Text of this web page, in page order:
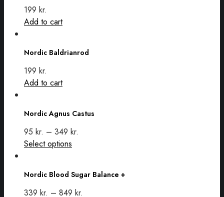
199 kr.
Add to cart
Nordic Baldrianrod
199 kr.
Add to cart
Castus
Nordic Agnus Castus
95 kr. – 349 kr.
Select options
multiple
variants.
Sugar
Balance
Nordic Blood Sugar Balance +
339 kr. – 849 kr.